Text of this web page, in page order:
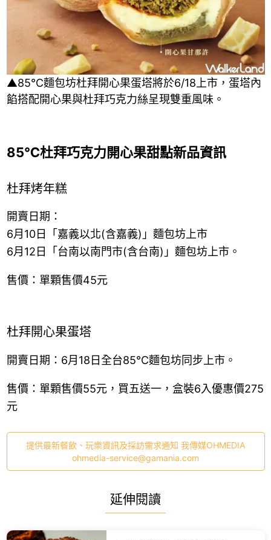
▲85℃麵包坊杜拜開心果蛋塔將於6/18上市，蛋塔內
餡搭配開心果與杜拜巧克力絲呈現雙重風味。
85℃杜拜巧克力開心果甜點新品資訊
杜拜烤年糕
開賣日期：
6月10日「嘉義以北(含嘉義)」麵包坊上市
6月12日「台南以南門市(含台南)」麵包坊上市。
售價：單顆售價45元
杜拜開心果蛋塔
開賣日期：6月18日全台85℃麵包坊同步上市。
售價：單顆售價55元，買五送一，盒裝6入優惠價275
元
提供最新餐飲、玩樂資訊及採訪需求通知 我傳媒OHMEDIA
ohmedia-service@gamania.com
延伸閱讀